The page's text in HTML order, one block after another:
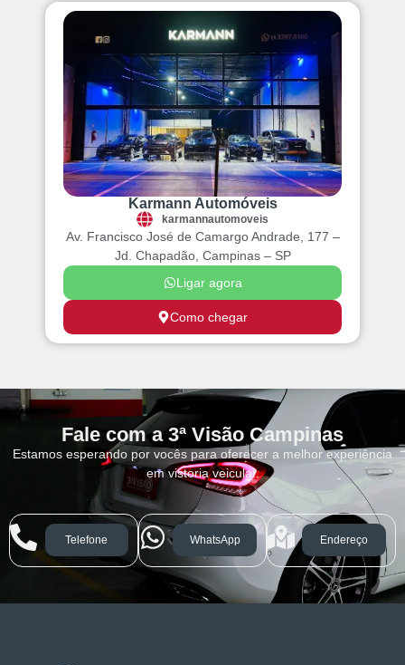
Karmann Automóveis
karmannautomoveis
Como chegar
Ligar agora
Av. Francisco José de Camargo Andrade, 177 –
Jd. Chapadão, Campinas – SP
Fale com a 3ª Visão Campinas
Estamos esperando por vocês para oferecer a melhor experiência
em vistoria veicular.
Telefone WhatsApp Endereço